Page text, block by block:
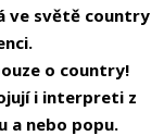
ve světě country
o country!
i interpreti z
a nebo popu.